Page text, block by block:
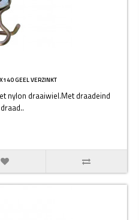
GEEL VERZINKT
nylon draaiwiel.Met draadeind